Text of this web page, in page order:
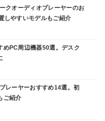
クオーディオプレーヤーのお
しやすいモデルもご紹介
めPC周辺機器50選。デスク
レーヤーおすすめ14選。初
ご紹介